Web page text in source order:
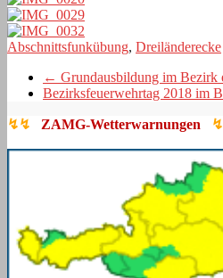
Abschnittsfunkübung, Dreiländerecke
← Grundausbildung im Bezirk
Bezirksfeuerwehrtag 2018 im
↯↯ ZAMG-Wetterwarnungen